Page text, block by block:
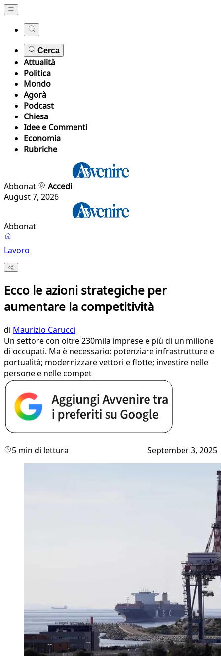
Cerca
Attualità
Politica
Mondo
Agorà
Podcast
Chiesa
Idee e Commenti
Economia
Rubriche
Abbonati
Accedi
August 7, 2026
Abbonati
Lavoro
Ecco le azioni strategiche per
aumentare la competitività
di Maurizio Carucci
Un settore con oltre 230mila imprese e più di un milione
di occupati. Ma è necessario: potenziare infrastrutture e
portualità; modernizzare vettori e flotte; investire nelle
persone e nelle compet
5 min di lettura September 3, 2025